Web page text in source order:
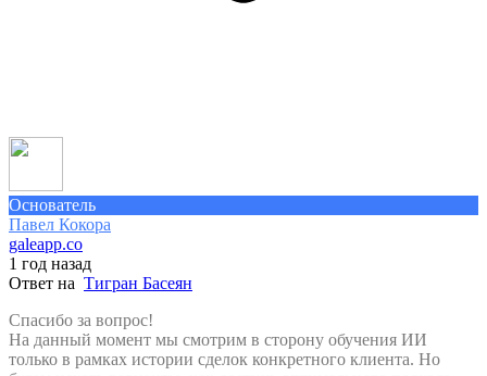
Основатель
Павел Кокора
galeapp.co
1 год назад
Ответ на Тигран Басеян
Спасибо за вопрос!
На данный момент мы смотрим в сторону обучения ИИ
только в рамках истории сделок конкретного клиента. Но